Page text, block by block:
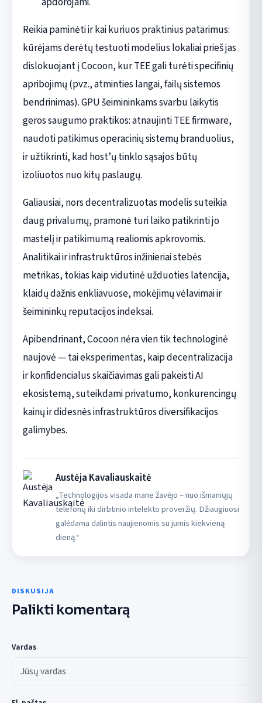
Reikia paminėti ir kai kuriuos praktinius patarimus:
kūrėjams derėtų testuoti modelius lokaliai prieš jas
dislokuojant į Cocoon, kur TEE gali turėti specifinių
apribojimų (pvz., atminties langai, failų sistemos
bendrinimas). GPU šeimininkams svarbu laikytis
geros saugumo praktikos: atnaujinti TEE firmware,
naudoti patikimus operacinių sistemų branduolius,
ir užtikrinti, kad host’ų tinklo sąsajos būtų
izoliuotos nuo kitų paslaugų.
Galiausiai, nors decentralizuotas modelis suteikia
daug privalumų, pramonė turi laiko patikrinti jo
mastelį ir patikimumą realiomis apkrovomis.
Analitikai ir infrastruktūros inžinieriai stebės
metrikas, tokias kaip vidutinė užduoties latencija,
klaidų dažnis enkliavuose, mokėjimų vėlavimai ir
šeimininkų reputacijos indeksai.
Apibendrinant, Cocoon nėra vien tik technologinė
naujovė — tai eksperimentas, kaip decentralizacija
ir konfidencialus skaičiavimas gali pakeisti AI
ekosistemą, suteikdami privatumo, konkurencingų
kainų ir didesnės infrastruktūros diversifikacijos
galimybes.
Austėja Kavaliauskaitė
„Technologijos visada mane žavėjo – nuo išmaniųjų
telefonų iki dirbtinio intelekto proveržių. Džiaugiuosi
galėdama dalintis naujienomis su jumis kiekvieną
dieną.“
DISKUSIJA
Palikti komentarą
Vardas